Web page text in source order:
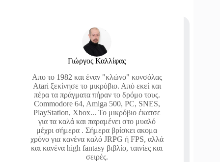
Γιώργος Καλλίφας
Απο το 1982 και έναν "κλώνο" κονσόλας
Atari ξεκίνησε το μικρόβιο. Από εκεί και
πέρα τα πράγματα πήραν το δρόμο τους.
Commodore 64, Amiga 500, PC, SNES,
PlayStation, Xbox... Το μικρόβιο έκατσε
για τα καλά και παραμένει στο μυαλό
μέχρι σήμερα . Σήμερα βρίσκει ακομα
χρόνο για κανένα καλό JRPG ή FPS, αλλά
και κανένα high fantasy βιβλίο, ταινίες και
σειρές.